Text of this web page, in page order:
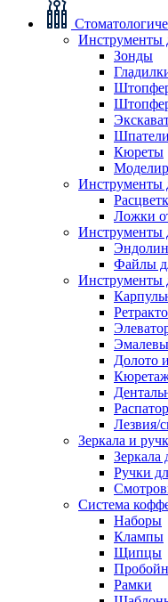
Инструменты
Зонды
Кюреты
Инструменты
Ложки
Инструменты
Файлы
Инструменты
Долото
Лезвия/
Зеркала и
Зеркала
Ручки
Система
Наборы
Клампы
Щипцы
Рамки